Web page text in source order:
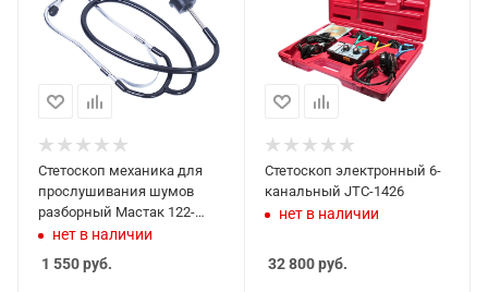
Стетоскоп механика для
прослушивания шумов
разборный Мастак 122-
10003
нет в наличии
1 550руб.
Стетоскоп электронный 6-
канальный JTC-1426
нет в наличии
32 800руб.